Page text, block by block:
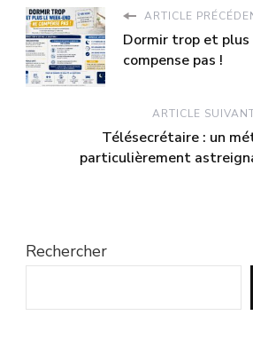
ARTICLE
Dormir trop et
compense pas !
ARTICLE
Télésecrétaire : un
particulièrement
Rechercher